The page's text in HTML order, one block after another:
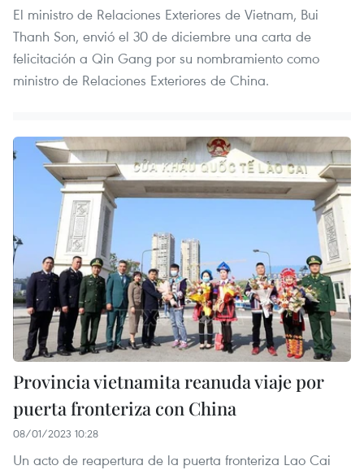
El ministro de Relaciones Exteriores de Vietnam, Bui
Thanh Son, envió el 30 de diciembre una carta de
felicitación a Qin Gang por su nombramiento como
ministro de Relaciones Exteriores de China.
Provincia vietnamita reanuda viaje por
puerta fronteriza con China
08/01/2023 10:28
Un acto de reapertura de la puerta fronteriza Lao Cai